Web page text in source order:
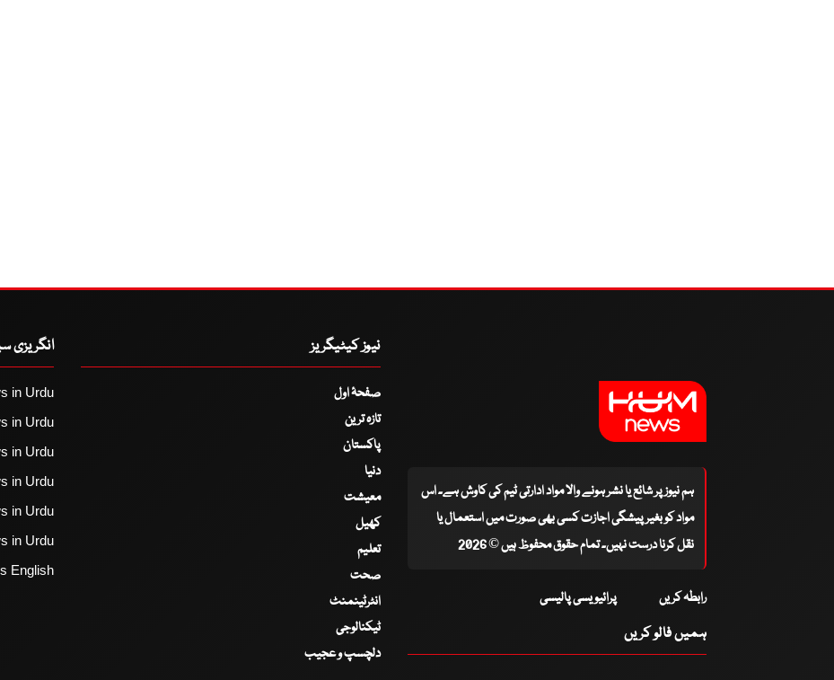
ہم نیوز پر شائع یا نشر ہونے والا مواد ادارتی ٹیم کی کاوش ہے۔ اس
مواد کو بغیر پیشگی اجازت کسی بھی صورت میں استعمال یا
نقل کرنا درست نہیں۔ تمام حقوق محفوظ ہیں © 2026
رابطہ کریں پرائیویسی پالیسی
ہمیں فالو کریں
نیوز کیٹیگریز
صفحۂ اول
تازہ ترین
پاکستان
دنیا
معیشت
کھیل
تعلیم
صحت
انٹرٹینمنٹ
ٹیکنالوجی
دلچسپ و عجیب
انگریزی
in Urdu
in Urdu
in Urdu
in Urdu
in Urdu
in Urdu
English